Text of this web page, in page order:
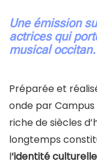
Une émission
actrices qui
musical occitan.
Préparée et
onde par Campus
riche de siècles
longtemps
l’identité